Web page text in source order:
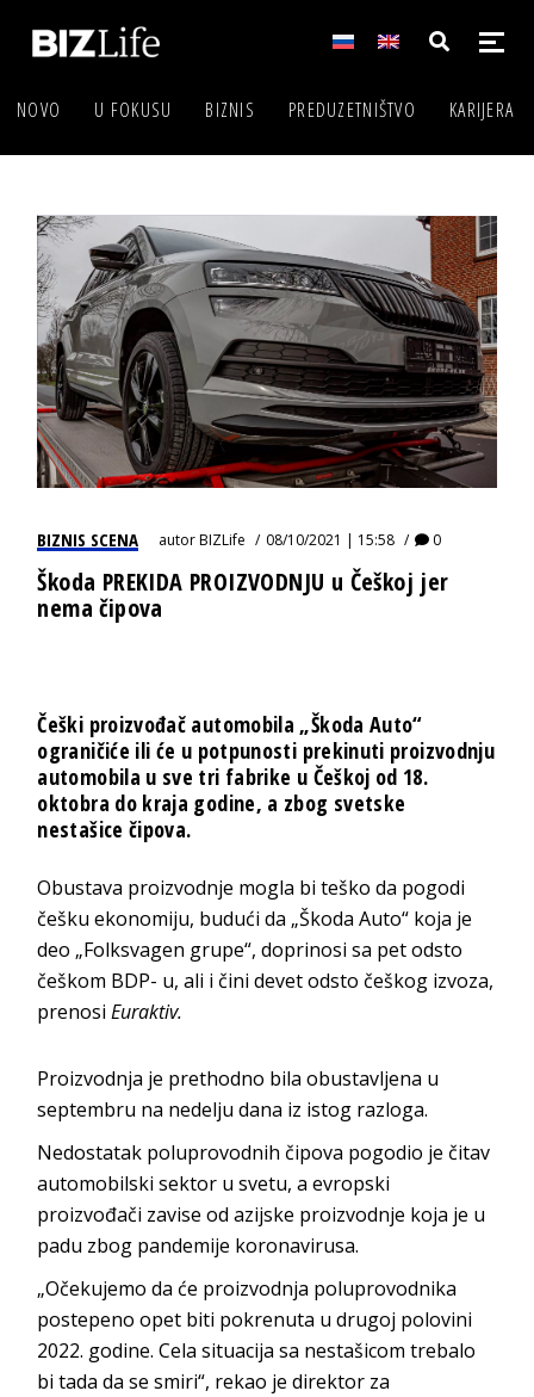
NOVO U FOKUSU BIZNIS PREDUZETNIŠTVO KARIJERA
BIZNIS SCENA autorBIZLife 08/10/2021 | 15:58 0
Škoda PREKIDA PROIZVODNJU u Češkoj jer
nema čipova
Češki proizvođač automobila „Škoda Auto“
ograničiće ili će u potpunosti prekinuti proizvodnju
automobila u sve tri fabrike u Češkoj od 18.
oktobra do kraja godine, a zbog svetske
nestašice čipova.
Obustava proizvodnje mogla bi teško da pogodi
češku ekonomiju, budući da „Škoda Auto“ koja je
deo „Folksvagen grupe“, doprinosi sa pet odsto
češkom BDP- u, ali i čini devet odsto češkog izvoza,
prenosiEuraktiv.
Proizvodnja je prethodno bila obustavljena u
septembru na nedelju dana iz istog razloga.
Nedostatak poluprovodnih čipova pogodio je čitav
automobilski sektor u svetu, a evropski
proizvođači zavise od azijske proizvodnje koja je u
padu zbog pandemije koronavirusa.
„Očekujemo da će proizvodnja poluprovodnika
postepeno opet biti pokrenuta u drugoj polovini
2022. godine. Cela situacija sa nestašicom trebalo
bi tada da se smiri“, rekao je direktor za